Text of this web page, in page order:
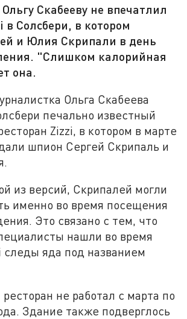
Скабееву не впечатлил
в Солсбери, в котором
и Юлия Скрипали в день
"Слишком калорийная
она.
Ольга Скабеева
печально известный
Zizzi, в котором в марте
шпион Сергей Скрипаль и
из версий, Скрипалей могли
именно во время посещения
Это связано с тем, что
нашли во время
следы яда под названием
не работал с марта по
Здание также подверглось